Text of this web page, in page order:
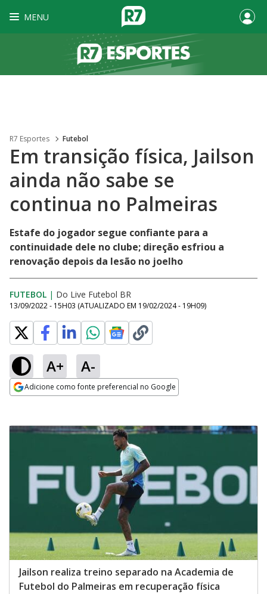
MENU
R7 Esportes Futebol
Em transição física, Jailson
ainda não sabe se
continua no Palmeiras
Estafe do jogador segue confiante para a
continuidade dele no clube; direção esfriou a
renovação depois da lesão no joelho
FUTEBOL | Do Live Futebol BR
13/09/2022 - 15H03 (ATUALIZADO EM 19/02/2024 - 19H09)
A+ A-
Adicione como fonte preferencial no Google
Jailson realiza treino separado na Academia de
Futebol do Palmeiras em recuperação física